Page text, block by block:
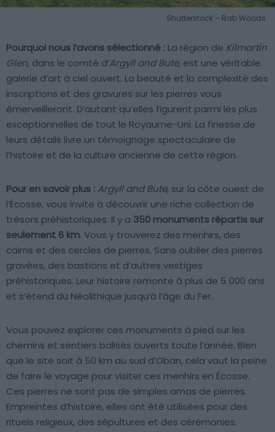
Shutterstock – Rab Woods
Pourquoi nous l’avons sélectionné : La région de Kilmartin
Glen, dans le comté d’Argyll and Bute, est une véritable
galerie d’art à ciel ouvert. La beauté et la complexité des
inscriptions et des gravures sur les pierres vous
émerveilleront. D’autant qu’elles figurent parmi les plus
exceptionnelles de tout le Royaume-Uni. La finesse de
leurs détails livre un témoignage spectaculaire de
l’histoire et de la culture ancienne de cette région.
Pour en savoir plus : Argyll and Bute, sur la côte ouest de
l’Écosse, vous invite à découvrir une riche collection de
trésors préhistoriques. Il y a 350 monuments répartis sur
seulement 6 km. Vous y trouverez des menhirs, des
cairns et des cercles de pierres. Sans oublier des pierres
gravées, des bastions et d’autres vestiges
préhistoriques. Leur histoire remonte à plus de 5 000 ans
et s’étend du Néolithique jusqu’à l’âge du Fer.
Vous pouvez explorer ces monuments à pied sur les
chemins et sentiers balisés ouverts toute l’année. Bien
que le site soit à 50 km au sud d’Oban, cela vaut la peine
de faire le voyage pour visiter ces menhirs en Écosse.
Ces pierres ne sont pas de simples amas de pierres.
Empreintes d’histoire, elles ont été utilisées pour des
rituels religieux, des sépultures et des cérémonies.